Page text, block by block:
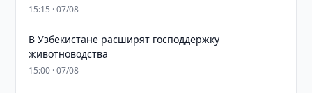
15:15 · 07/08
В Узбекистане расширят господдержку
животноводства
15:00 · 07/08